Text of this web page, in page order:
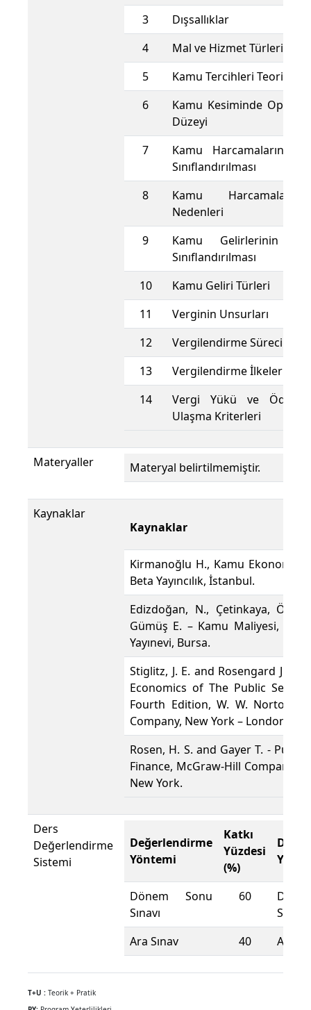
3
Dışsallıklar
4
Mal ve Hizmet Türleri
5
Kamu Tercihleri Teorisi
6
Kamu Kesiminde
Düzeyi
7
Kamu Harcamalarının
Sınıflandırılması
8
Kamu
Nedenleri
9
Kamu Gelirlerinin
Sınıflandırılması
10
Kamu Geliri Türleri
11
Verginin Unsurları
12
Vergilendirme Süreci
13
Vergilendirme İlkeleri
14
Vergi Yükü ve
Ulaşma Kriterleri
Materyaller Materyal belirtilmemiştir.
Kaynaklar
Kaynaklar
Kirmanoğlu H., Kamu Ekonomisi,
Beta Yayıncılık, İstanbul.
Edizdoğan, N., Çetinkaya, Ö. ve
Gümüş E. – Kamu Maliyesi, Ekin
Yayınevi, Bursa.
Stiglitz, J. E. and Rosengard J. K. -
Economics of The Public Sector,
Fourth Edition, W. W. Norton &
Company, New York – London.
Rosen, H. S. and Gayer T. - Public
Finance, McGraw-Hill Companies,
New York.
Ders
Değerlendirme
Sistemi
Değerlendirme
Yöntemi
Katkı
Yüzdesi
(%)
Dönem Sonu
Sınavı
60
Sınavı
Ara Sınav
40 Ara
T+U : Teorik + Pratik